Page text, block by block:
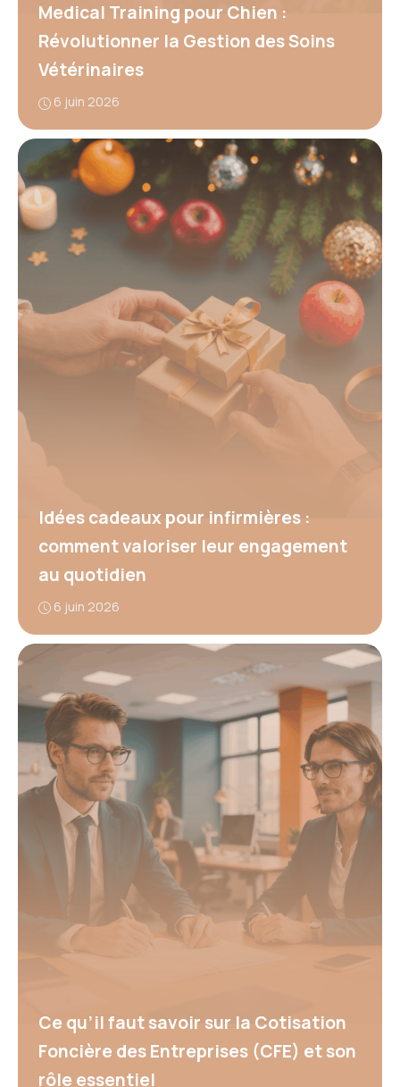
Medical Training pour Chien :
Révolutionner la Gestion des Soins
Vétérinaires
6 juin 2026
Idées cadeaux pour infirmières :
comment valoriser leur engagement
au quotidien
6 juin 2026
Ce qu’il faut savoir sur la Cotisation
Foncière des Entreprises (CFE) et son
rôle essentiel